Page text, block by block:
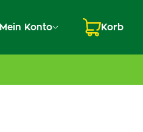
Mein Konto Korb